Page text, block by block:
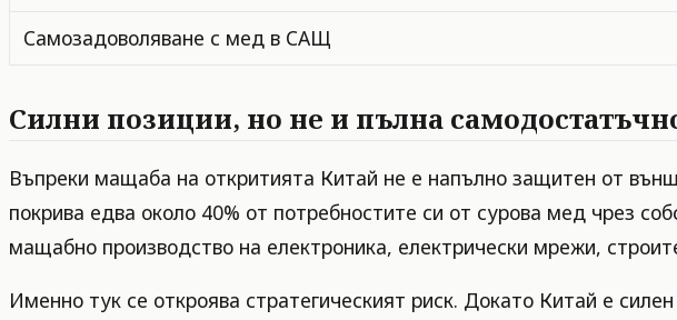
Самозадоволяване с мед в САЩ
Силни позиции, но не и пълна
Въпреки мащаба на откритията Китай не е напълно защитен от
покрива едва около 40% от потребностите си от сурова мед чрез
мащабно производство на електроника, електрически мрежи,
Именно тук се откроява стратегическият риск. Докато Китай е